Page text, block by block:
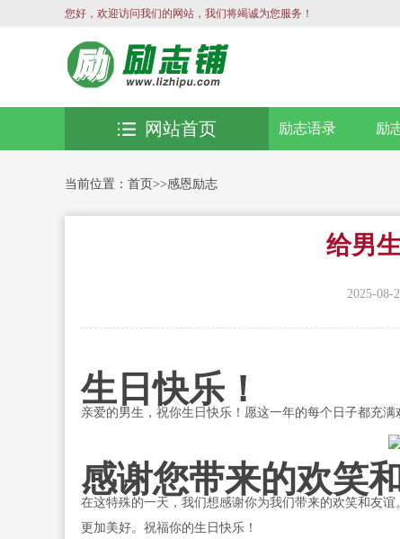
您好，欢迎访问我们的网站，我们将竭诚为您服务！
励志语录 励
网站首页
当前位置： 首页>>感恩励志
给男
2025-08-
生日快乐！
亲爱的男生，祝你生日快乐！愿这一年的每个日子都充
感谢您带来的欢笑
在这特殊的一天，我们想感谢你为我们带来的欢笑和友
更加美好。祝福你的生日快乐！